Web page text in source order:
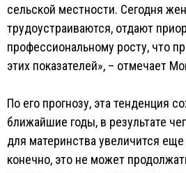
сельской местности. Сегодня
трудоустраиваются, отдают
профессиональному росту, что
этих показателей», – отмечает
По его прогнозу, эта тенденция
ближайшие годы, в результате
для материнства увеличится еще
конечно, это не может